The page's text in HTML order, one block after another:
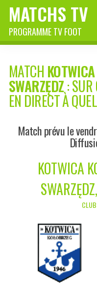
MATCHS TV
PROGRAMME TV FOOT
MATCH
SWARZĘDZ:
EN DIRECT À
Match prévu le
KOTWICA